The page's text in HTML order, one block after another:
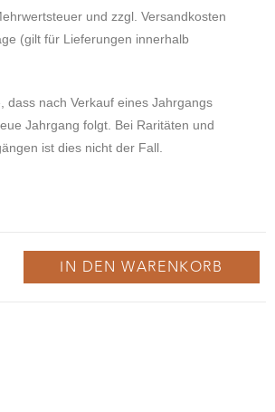
(gilt für Lieferungen innerhalb
Jahrgang folgt. Bei Raritäten und
ist dies nicht der Fall.